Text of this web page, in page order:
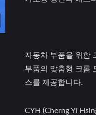
자동차 부품을 위한
부품의 맞춤형 크롬
스를 제공합니다.
CYH (Cherng Yi